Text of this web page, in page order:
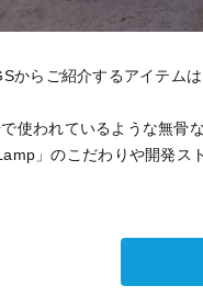
からご紹介するアイテム
使われているような無骨
」のこだわりや開発ス